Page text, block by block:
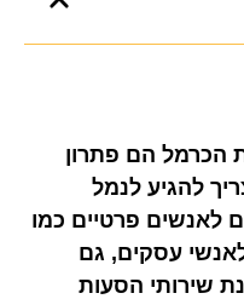
הכרמל הם פתרון
להגיע לנמל
לאנשים פרטיים כמו
עסקים, גם
שירותי הסעות